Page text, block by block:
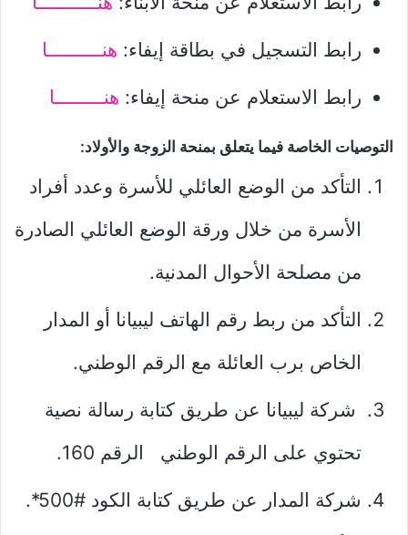
رابط التسجيل في بطاقة إيفاء: هنــــــــــا
رابط الاستعلام عن منحة إيفاء: هنـــــــــا
التوصيات الخاصة فيما يتعلق بمنحة الزوجة والأولاد:
التأكد من الوضع العائلي للأسرة وعدد أفراد
الأسرة من خلال ورقة الوضع العائلي الصادرة
من مصلحة الأحوال المدنية.
التأكد من ربط رقم الهاتف ليبيانا أو المدار
الخاص برب العائلة مع الرقم الوطني.
شركة ليبيانا عن طريق كتابة رسالة نصية
تحتوي على الرقم الوطني الرقم 160.
شركة المدار عن طريق كتابة الكود #500*.